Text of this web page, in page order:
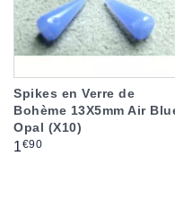
Spikes en Verre de
Bohème 13X5mm Air
Opal (X10)
Prix
1€90